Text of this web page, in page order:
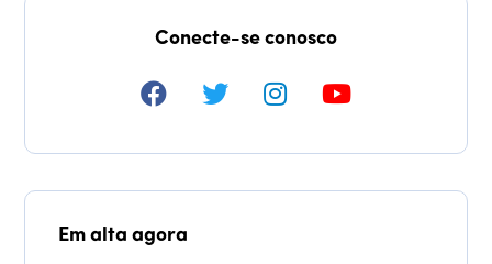
Conecte-se conosco
Em alta agora